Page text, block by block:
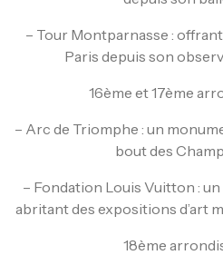
– Tour Montparnasse :
Paris depuis son
16ème et 17ème
– Arc de Triomphe : un
bout des
– Fondation Louis Vuitton :
abritant des expositions d’art
18ème